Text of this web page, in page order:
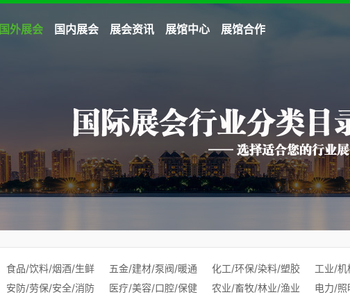
国外展会 国内展会 展会资讯 展馆中心 展馆合作
食品/饮料/烟酒/生鲜 五金/建材/泵阀/暖通 化工/环保/染料/塑胶 工业/机
安防/劳保/安全/消防 医疗/美容/口腔/保健 农业/畜牧/林业/渔业 电力/照